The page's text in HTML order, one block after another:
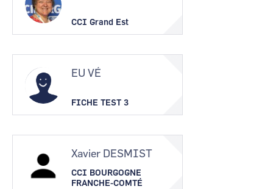
CCI Grand Est
EU VÉ
FICHE TEST 3
Xavier DESMIST
CCI BOURGOGNE
FRANCHE-COMTÉ